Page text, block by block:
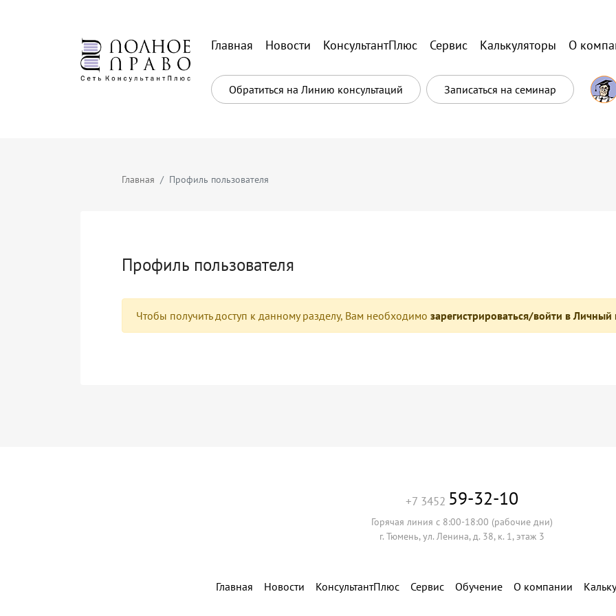
Главная Новости КонсультантПлюс Сервис Калькуляторы О
Обратиться на Линию консультаций Записаться на семинар
Главная Профиль пользователя
Профиль пользователя
Чтобы получить доступ к данному разделу, Вам необходимо зарегистрироваться/войти в Личный
+7 3452 59-32-10
Горячая линия с 8:00-18:00 (рабочие дни)
г. Тюмень, ул. Ленина, д. 38, к. 1, этаж 3
Главная Новости КонсультантПлюс Сервис Обучение О компании